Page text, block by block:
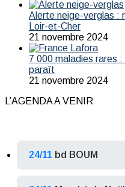
Alerte neige-verglas :
Loir-et-Cher
21 novembre 2024
7 000 maladies rares :
paraît
21 novembre 2024
L’AGENDA A VENIR
24/11 bd BOUM